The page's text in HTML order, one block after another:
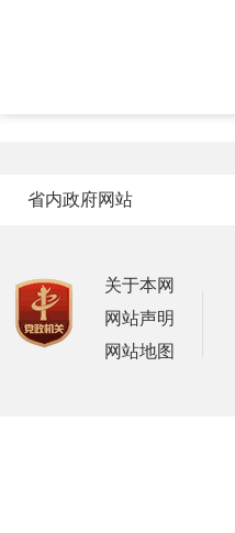
省内政府网站
关于本网
网站声明
网站地图